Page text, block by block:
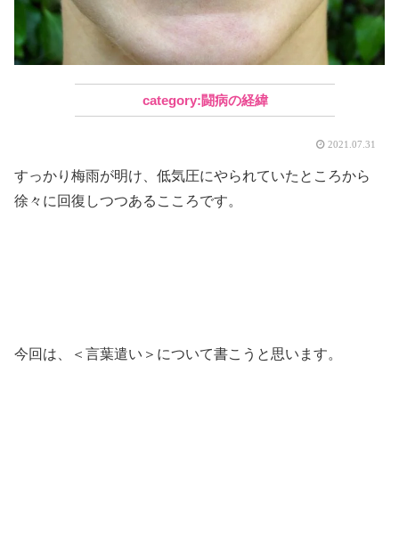
闘病の経緯
2021.07.31
すっかり梅雨が明け、低気圧にやられていたところから
徐々に回復しつつあるこころです。
今回は、＜言葉遣い＞について書こうと思います。